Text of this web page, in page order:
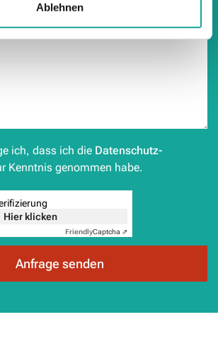
Ablehnen
ich, dass ich die Datenschutz­
Kenntnis genommen habe.
Hier klicken
FriendlyCaptcha ⇗
Anfrage senden